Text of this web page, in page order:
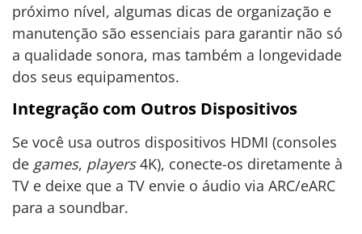
próximo nível, algumas dicas de organização e
manutenção são essenciais para garantir não só
a qualidade sonora, mas também a longevidade
dos seus equipamentos.
Integração com Outros Dispositivos
Se você usa outros dispositivos HDMI (consoles
de games, players4K), conecte-os diretamente à
TV e deixe que a TV envie o áudio via ARC/eARC
para a soundbar.